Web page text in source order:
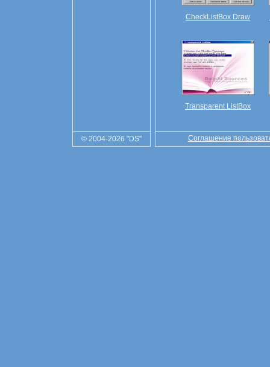
CheckListBox Draw
Transparent ListBox
© 2004-2026 "DS" Соглашение